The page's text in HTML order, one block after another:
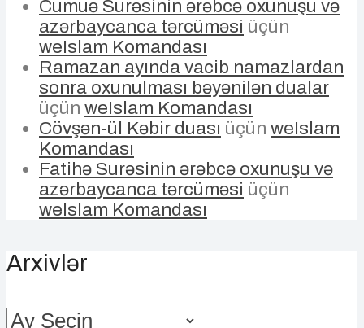
Cumuə Surəsinin ərəbcə oxunuşu və
azərbaycanca tərcüməsi üçün
weIslam Komandası
Ramazan ayında vacib namazlardan
sonra oxunulması bəyənilən dualar
üçün weIslam Komandası
Cövşən-ül Kəbir duası üçün weIslam
Komandası
Fatihə Surəsinin ərəbcə oxunuşu və
azərbaycanca tərcüməsi üçün
weIslam Komandası
Arxivlər
Arxivlər